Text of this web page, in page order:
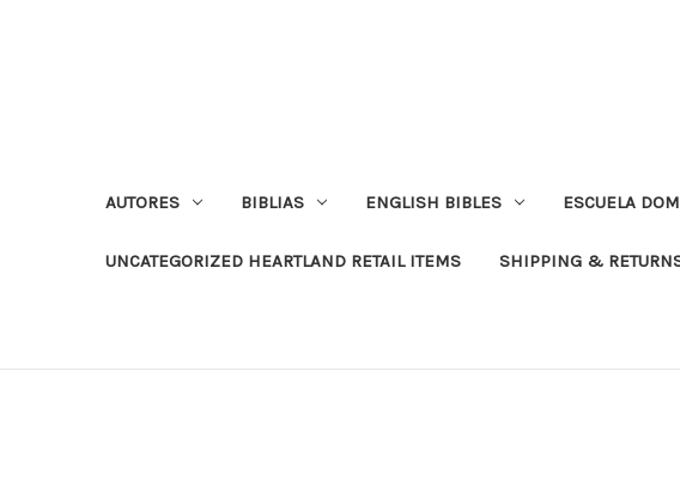
AUTORES BIBLIAS ENGLISH BIBLES ESCUELA
UNCATEGORIZED HEARTLAND RETAIL ITEMS SHIPPING &